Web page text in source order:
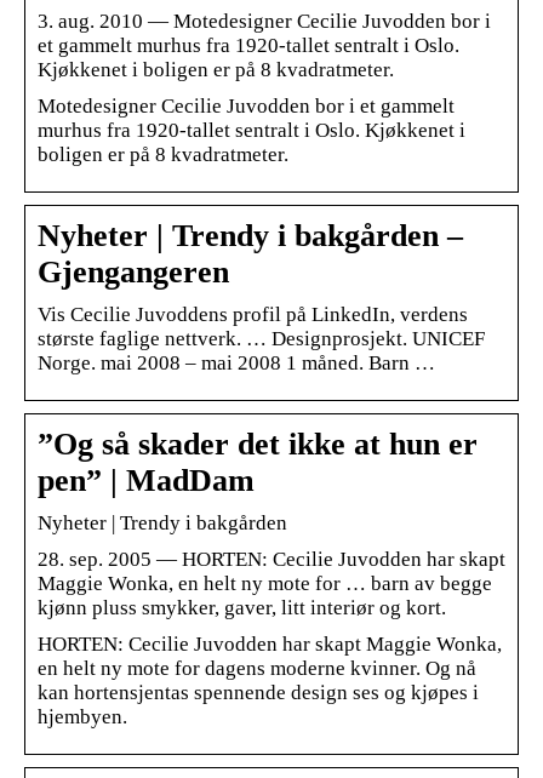
3. aug. 2010 — Motedesigner Cecilie Juvodden bor i
et gammelt murhus fra 1920-tallet sentralt i Oslo.
Kjøkkenet i boligen er på 8 kvadratmeter.
Motedesigner Cecilie Juvodden bor i et gammelt
murhus fra 1920-tallet sentralt i Oslo. Kjøkkenet i
boligen er på 8 kvadratmeter.
Nyheter | Trendy i bakgården –
Gjengangeren
Vis Cecilie Juvoddens profil på LinkedIn, verdens
største faglige nettverk. … Designprosjekt. UNICEF
Norge. mai 2008 – mai 2008 1 måned. Barn …
”Og så skader det ikke at hun er
pen” | MadDam
Nyheter | Trendy i bakgården
28. sep. 2005 — HORTEN: Cecilie Juvodden har skapt
Maggie Wonka, en helt ny mote for … barn av begge
kjønn pluss smykker, gaver, litt interiør og kort.
HORTEN: Cecilie Juvodden har skapt Maggie Wonka,
en helt ny mote for dagens moderne kvinner. Og nå
kan hortensjentas spennende design ses og kjøpes i
hjembyen.